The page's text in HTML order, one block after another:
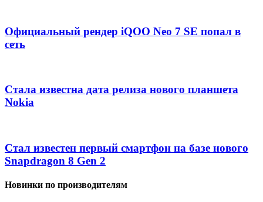
Официальный рендер iQOO Neo 7 SE попал в
сеть
Стала известна дата релиза нового планшета
Nokia
Стал известен первый смартфон на базе нового
Snapdragon 8 Gen 2
Новинки по производителям